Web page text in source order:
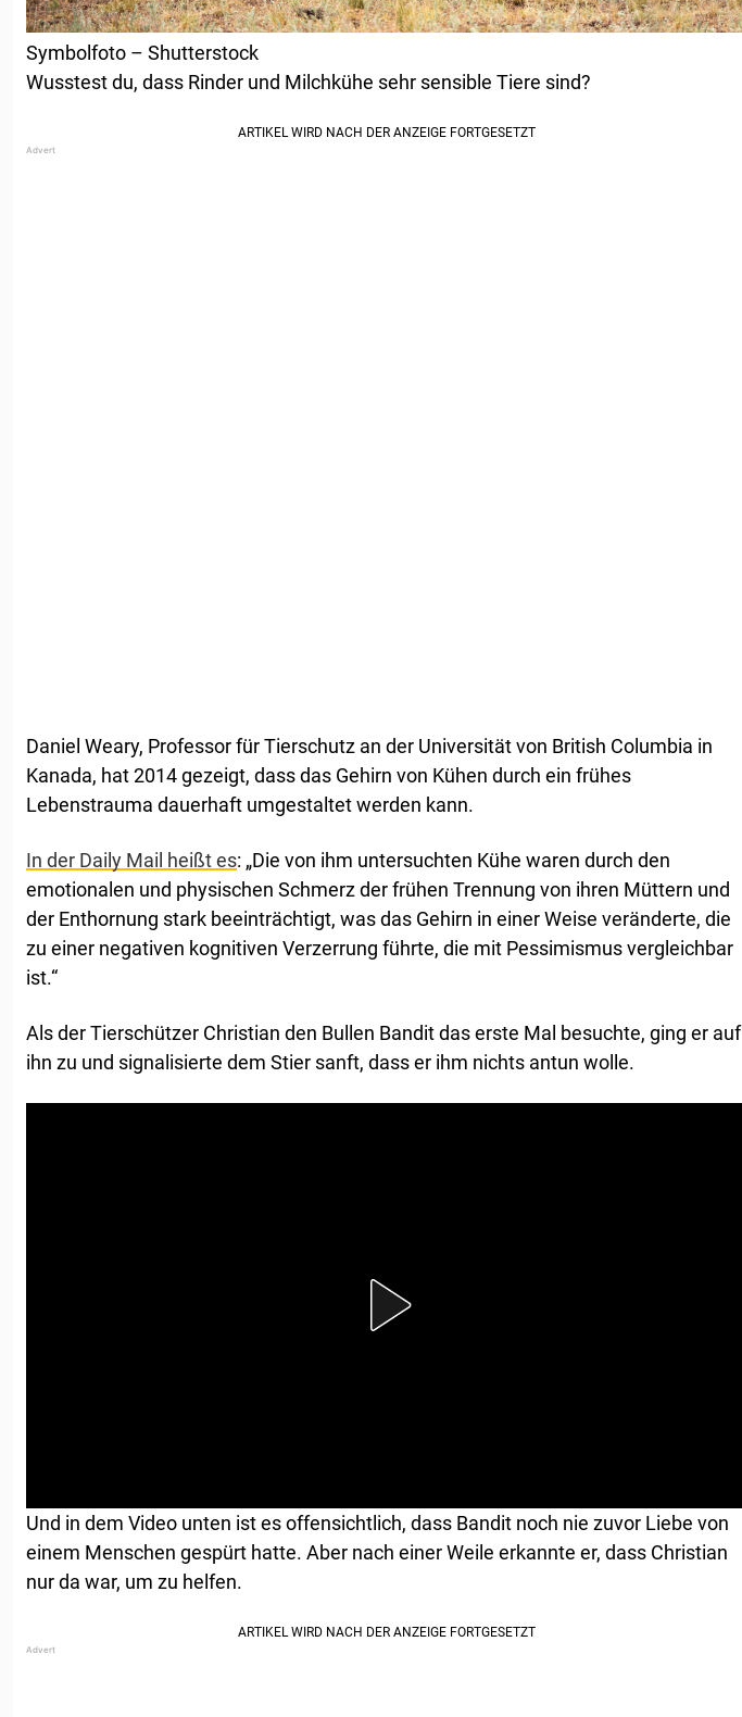
Symbolfoto – Shutterstock
Wusstest du, dass Rinder und Milchkühe sehr sensible Tiere sind?
Daniel Weary, Professor für Tierschutz an der Universität von British Columbia in
Kanada, hat 2014 gezeigt, dass das Gehirn von Kühen durch ein frühes
Lebenstrauma dauerhaft umgestaltet werden kann.
In der Daily Mail heißt es: „Die von ihm untersuchten Kühe waren durch den
emotionalen und physischen Schmerz der frühen Trennung von ihren Müttern und
der Enthornung stark beeinträchtigt, was das Gehirn in einer Weise veränderte, die
zu einer negativen kognitiven Verzerrung führte, die mit Pessimismus vergleichbar
ist.“
Als der Tierschützer Christian den Bullen Bandit das erste Mal besuchte, ging er auf
ihn zu und signalisierte dem Stier sanft, dass er ihm nichts antun wolle.
Und in dem Video unten ist es offensichtlich, dass Bandit noch nie zuvor Liebe von
einem Menschen gespürt hatte. Aber nach einer Weile erkannte er, dass Christian
nur da war, um zu helfen.